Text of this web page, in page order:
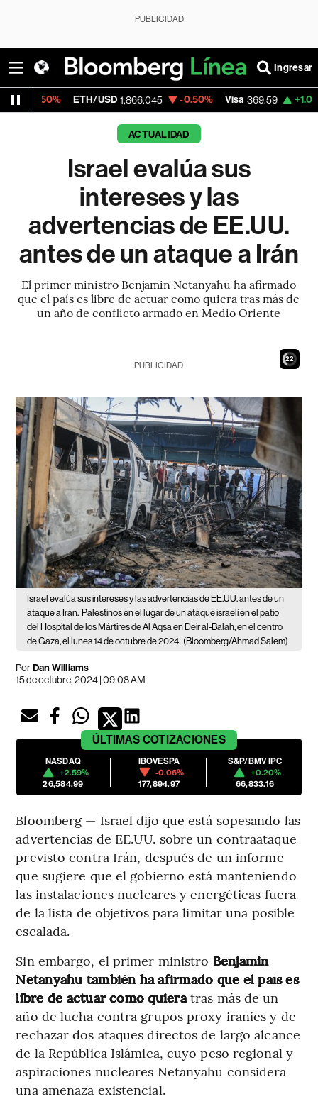
PUBLICIDAD
Ingresar
ETH/USD 1,866.045 -0.50% Visa 369.59 +1.07%
ACTUALIDAD
Israel evalúa sus
intereses y las
advertencias de EE.UU.
antes de un ataque a Irán
El primer ministro Benjamin Netanyahu ha afirmado
que el país es libre de actuar como quiera tras más de
un año de conflicto armado en Medio Oriente
21
PUBLICIDAD
Israel evalúa sus intereses y las advertencias de EE.UU. antes de un
ataque a Irán. Palestinos en el lugar de un ataque israelí en el patio
del Hospital de los Mártires de Al Aqsa en Deir al-Balah, en el centro
de Gaza, el lunes 14 de octubre de 2024. (Bloomberg/Ahmad Salem)
PorDan Williams
15 de octubre, 2024 | 09:08 AM
ÚLTIMAS COTIZACIONES
NASDAQ
+2.59%
26,584.99
IBOVESPA
-0.06%
177,894.97
S&P/BMV IPC
+0.20%
66,833.16
Bloomberg — Israel dijo que está sopesando las
advertencias de EE.UU. sobre un contraataque
previsto contra Irán, después de un informe
que sugiere que el gobierno está manteniendo
las instalaciones nucleares y energéticas fuera
de la lista de objetivos para limitar una posible
escalada.
Sin embargo, el primer ministro Benjamin
Netanyahu también ha afirmado que el país es
libre de actuar como quieratras más de un
año de lucha contra grupos proxy iraníes y de
rechazar dos ataques directos de largo alcance
de la República Islámica, cuyo peso regional y
aspiraciones nucleares Netanyahu considera
una amenaza existencial.